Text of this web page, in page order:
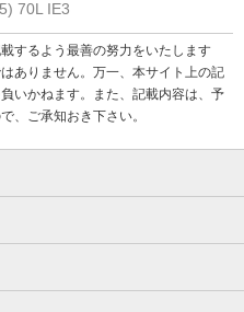
70L IE3
するよう最善の努力をいたします
ありません。万一、本サイト上の記
いかねます。また、記載内容は、予
、ご承知おき下さい。